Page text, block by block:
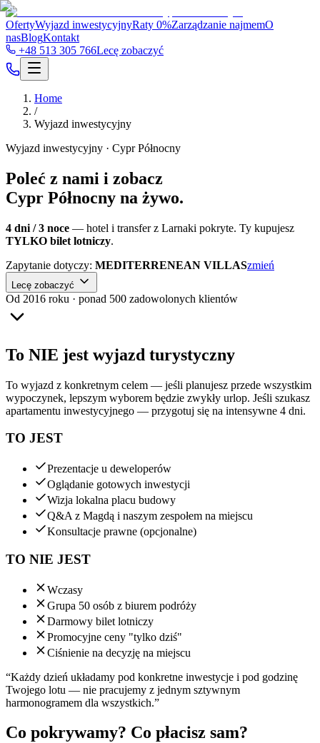
OfertyWyjazd inwestycyjnyRaty 0%Zarządzanie najmemO
nasBlogKontakt
+48 513 305 766Lecę zobaczyć
Home
/
Wyjazd inwestycyjny
Wyjazd inwestycyjny · Cypr Północny
Poleć z nami i zobacz
Cypr Północny na żywo.
4 dni / 3 noce — hotel i transfer z Larnaki pokryte. Ty kupujesz
TYLKO bilet lotniczy.
Zapytanie dotyczy: MEDITERRENEAN VILLASzmień
Lecę zobaczyć
Od 2016 roku · ponad 500 zadowolonych klientów
To NIE jest wyjazd turystyczny
To wyjazd z konkretnym celem — jeśli planujesz przede wszystkim
wypoczynek, lepszym wyborem będzie zwykły urlop. Jeśli szukasz
apartamentu inwestycyjnego — przygotuj się na intensywne 4 dni.
TO JEST
Prezentacje u deweloperów
Oglądanie gotowych inwestycji
Wizja lokalna placu budowy
Q&A z Magdą i naszym zespołem na miejscu
Konsultacje prawne (opcjonalne)
TO NIE JEST
Wczasy
Grupa 50 osób z biurem podróży
Darmowy bilet lotniczy
Promocyjne ceny "tylko dziś"
Ciśnienie na decyzję na miejscu
“Każdy dzień układamy pod konkretne inwestycje i pod godzinę
Twojego lotu — nie pracujemy z jednym sztywnym
harmonogramem dla wszystkich.”
Co pokrywamy? Co płacisz sam?